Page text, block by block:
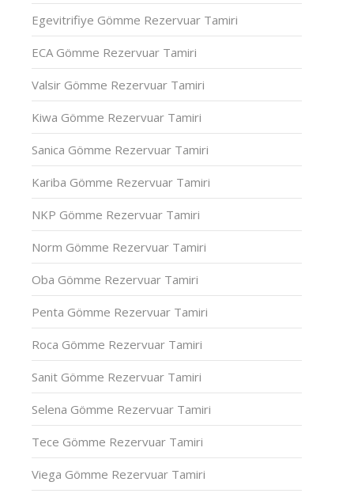
Egevitrifiye Gömme Rezervuar Tamiri
ECA Gömme Rezervuar Tamiri
Valsir Gömme Rezervuar Tamiri
Kiwa Gömme Rezervuar Tamiri
Sanica Gömme Rezervuar Tamiri
Kariba Gömme Rezervuar Tamiri
NKP Gömme Rezervuar Tamiri
Norm Gömme Rezervuar Tamiri
Oba Gömme Rezervuar Tamiri
Penta Gömme Rezervuar Tamiri
Roca Gömme Rezervuar Tamiri
Sanit Gömme Rezervuar Tamiri
Selena Gömme Rezervuar Tamiri
Tece Gömme Rezervuar Tamiri
Viega Gömme Rezervuar Tamiri